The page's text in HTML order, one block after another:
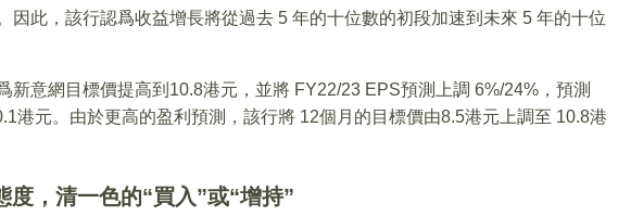
因此，該行認爲收益增長將從過去 5 年的十位數的初段加速到未來 5 年的十位
新意網目標價提高到10.8港元，並將 FY22/23 EPS預測上調 6%/24%，預測
港元。由於更高的盈利預測，該行將 12個月的目標價由8.5港元上調至 10.8港
度，清一色的“買入”或“增持”